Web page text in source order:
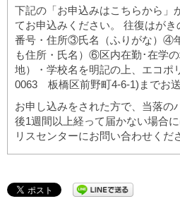
下記の「お申込みはこちらから」
てお申込みください。 往復はが
番号・住所③氏名（ふりがな）④
も住所・氏名）⑥区内在勤･在学
地）・学校名を明記の上、エコポ
0063 板橋区前野町4-6-1)までお送
お申し込みをされた方で、当落の
後1週間以上経って届かない場合
リスセンターにお問い合わせく